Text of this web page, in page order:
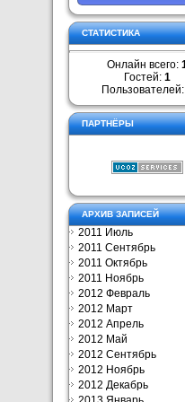
СТАТИСТИКА
Онлайн всего:
Гостей: 1
Пользователей:
ПАРТНЁРЫ
АРХИВ ЗАПИСЕЙ
2011 Июль
2011 Сентябрь
2011 Октябрь
2011 Ноябрь
2012 Февраль
2012 Март
2012 Апрель
2012 Май
2012 Сентябрь
2012 Ноябрь
2012 Декабрь